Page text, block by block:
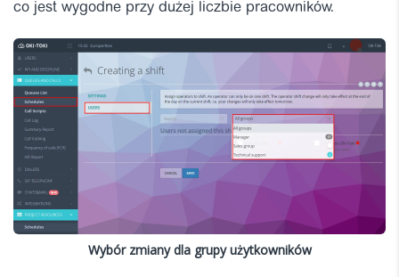
co jest wygodne przy dużej liczbie pracowników.
Wybór zmiany dla grupy użytkowników